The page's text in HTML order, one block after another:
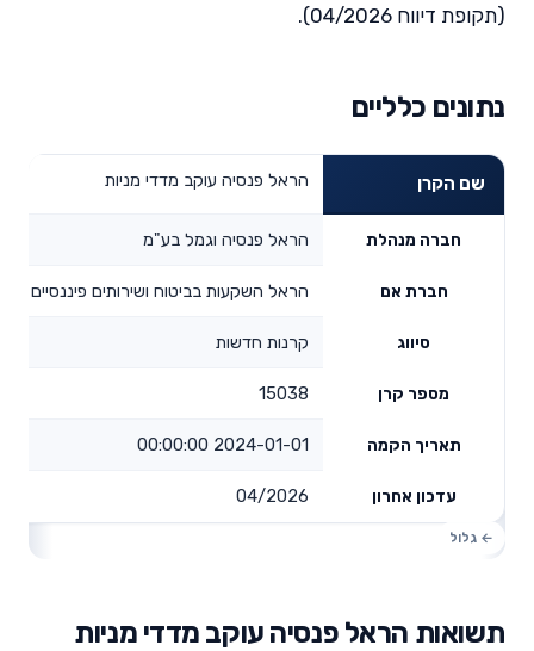
(תקופת דיווח 04/2026).
נתונים כלליים
שם הקרן הראל פנסיה עוקב מדדי מניות
חברה מנהלת הראל פנסיה וגמל בע"מ
חברת אם הראל השקעות בביטוח ושירותים פיננסיים
סיווג קרנות חדשות
מספר קרן 15038
תאריך הקמה 2024-01-01 00:00:00
עדכון אחרון 04/2026
תשואות הראל פנסיה עוקב מדדי מניות